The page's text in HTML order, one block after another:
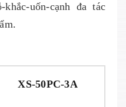
khắc-uốn-cạnh đa tác
XS-50PC-3A